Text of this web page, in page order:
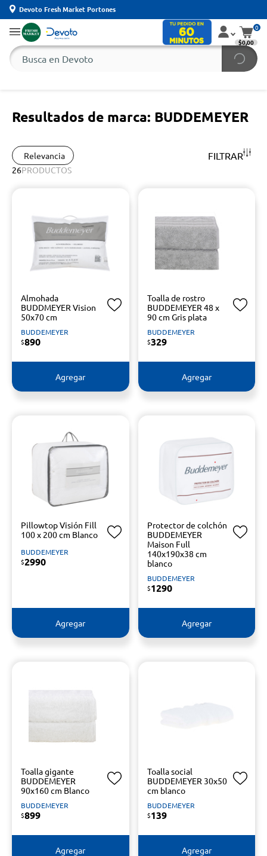
Devoto Fresh Market Portones
0
$0,00
Resultados de marca: BUDDEMEYER
Relevancia FILTRAR
26PRODUCTOS
Almohada
BUDDMEYER Vision
50x70 cm
BUDDEMEYER
$890
Agregar
Toalla de rostro
BUDDEMEYER 48 x
90 cm Gris plata
BUDDEMEYER
$329
Agregar
Pillowtop Visión Fill
100 x 200 cm Blanco
BUDDEMEYER
$2990
Agregar
Protector de colchón
BUDDEMEYER
Maison Full
140x190x38 cm
blanco
BUDDEMEYER
$1290
Agregar
Toalla gigante
BUDDEMEYER
90x160 cm Blanco
BUDDEMEYER
$899
Agregar
Toalla social
BUDDEMEYER 30x50
cm blanco
BUDDEMEYER
$139
Agregar